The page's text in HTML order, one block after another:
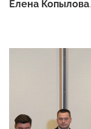
Елена Копылова.